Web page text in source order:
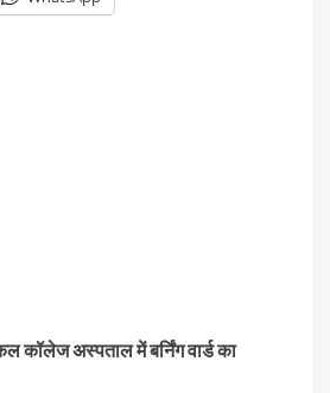
अस्पताल में बर्निंग वार्ड का